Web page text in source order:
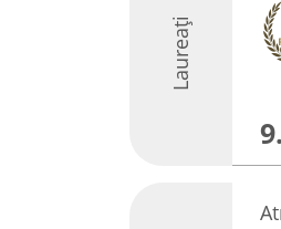
Laureați